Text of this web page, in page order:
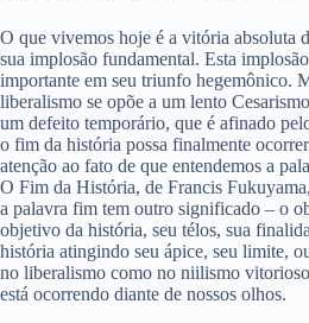
O que vivemos hoje é a vitória absoluta
sua implosão fundamental. Esta
importante em seu triunfo hegemônico.
liberalismo se opõe a um lento
um defeito temporário, que é afinado
o fim da história possa finalmente
atenção ao fato de que entendemos a
O Fim da História, de Francis
a palavra fim tem outro significado – o
objetivo da história, seu télos, sua
história atingindo seu ápice, seu limite,
no liberalismo como no niilismo
está ocorrendo diante de nossos olhos.